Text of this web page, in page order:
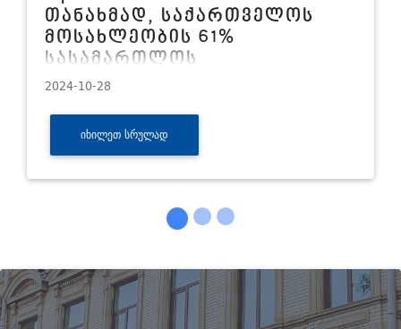
2026-07-08
ᲘᲮᲘᲚᲔᲗ ᲡᲠᲣᲚᲐᲓ